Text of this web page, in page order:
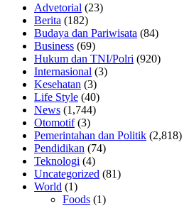
Advetorial (23)
Berita (182)
Budaya dan Pariwisata (84)
Business (69)
Hukum dan TNI/Polri (920)
Internasional (3)
Kesehatan (3)
Life Style (40)
News (1,744)
Otomotif(3)
Pemerintahan dan Politik (2,818)
Pendidikan (74)
Teknologi (4)
Uncategorized (81)
World (1)
Foods (1)